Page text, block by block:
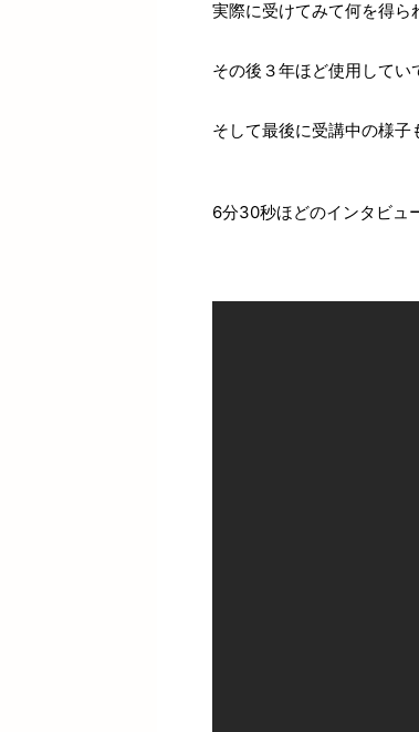
実際に受けてみて何を得ら
その後３年ほど使用してい
そして最後に受講中の様
6分30秒ほどのインタビュ